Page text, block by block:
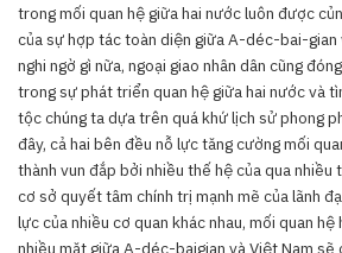
trong mối quan hệ giữa hai nước luôn được
của sự hợp tác toàn diện giữa A-déc-bai-gian
nghi ngờ gì nữa, ngoại giao nhân dân cũng
trong sự phát triển quan hệ giữa hai nước và
tộc chúng ta dựa trên quá khứ lịch sử phong
đây, cả hai bên đều nỗ lực tăng cường mối
thành vun đắp bởi nhiều thế hệ của qua nhiều
cơ sở quyết tâm chính trị mạnh mẽ của lãnh
lực của nhiều cơ quan khác nhau, mối quan
nhiều mặt giữa A-déc-baigian và Việt Nam sẽ